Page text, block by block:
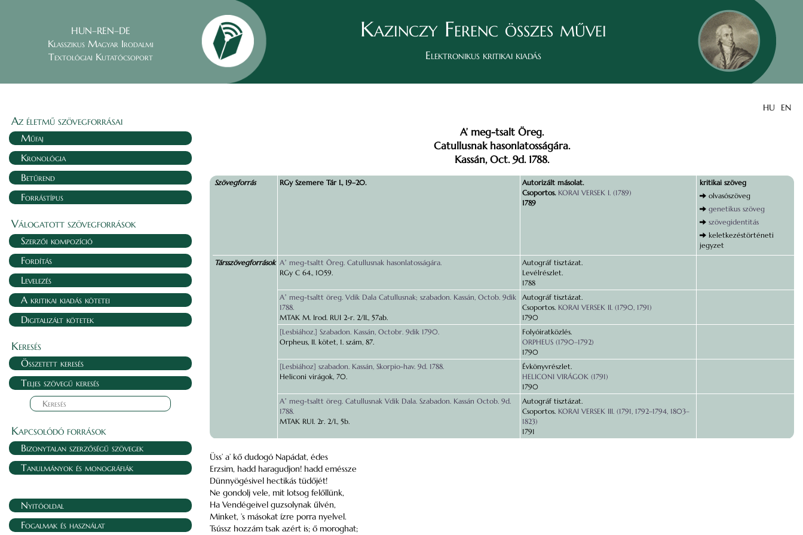
HUN–REN–DE
Klasszikus Magyar Irodalmi
Textológiai Kutatócsoport
Kazinczy Ferenc összes művei
Elektronikus kritikai kiadás
HU EN
Az életmű szövegforrásai
Műfaj
Kronológia
Betűrend
Forrástípus
Válogatott szövegforrások
Szerzői kompozíció
Fordítás
Levelezés
A kritikai kiadás kötetei
Digitalizált kötetek
Keresés
Összetett keresés
Teljes szövegű keresés
Kapcsolódó források
Bizonytalan szerzőségű szövegek
Tanulmányok és monográfiák
Nyitóoldal
Fogalmak és használat
A’ meg-tsalt Öreg.
Catullusnak hasonlatosságára.
Kassán, Oct. 9d. 1788.
Szövegforrás RGy Szemere Tár I., 19–20.
Autorizált másolat.
Csoportos. KORAI VERSEK I. (1789)
1789
kritikai szöveg
olvasószöveg
genetikus szöveg
szövegidentitás
keletkezéstörténeti
jegyzet
Társszövegforrások Aʼ meg-tsaltt Öreg. Catullusnak hasonlatosságára.
RGy C 64., 1059.
Autográf tisztázat.
Levélrészlet.
1788
Aʼ meg-tsaltt öreg. Vdik Dala Catullusnak; szabadon. Kassán, Octob. 9dik
1788.
MTAK M. Irod. RUI 2-r. 2/II., 57ab.
Autográf tisztázat.
Csoportos. KORAI VERSEK II. (1790, 1791)
1790
[Lesbiához.] Szabadon. Kassán, Octobr. 9dik 1790.
Orpheus, II. kötet, 1. szám, 87.
Folyóiratközlés.
ORPHEUS (1790–1792)
1790
[Lesbiához] szabadon. Kassán, Skorpio-hav. 9d. 1788.
Heliconi virágok, 70.
Évkönyvrészlet.
HELICONI VIRÁGOK (1791)
1790
Aʼ meg-tsaltt öreg. Catullusnak Vdik Dala. Szabadon. Kassán Octob. 9d.
1788.
MTAK RUI. 2r. 2/I., 5b.
Autográf tisztázat.
Csoportos. KORAI VERSEK III. (1791, 1792–1794, 1803–
1823)
1791
Üss’ a’ kő dudogó Napádat, édes
Erzsim, hadd haragudjon! hadd eméssze
Dünnyögésivel hectikás tüdőjét!
Ne gondolj vele, mit lotsog felőllünk,
Ha Vendégeivel guzsolynak űlvén,
Minket, ’s másokat ízre porra nyelvel.
Tsússz hozzám tsak azért is; ő moroghat;